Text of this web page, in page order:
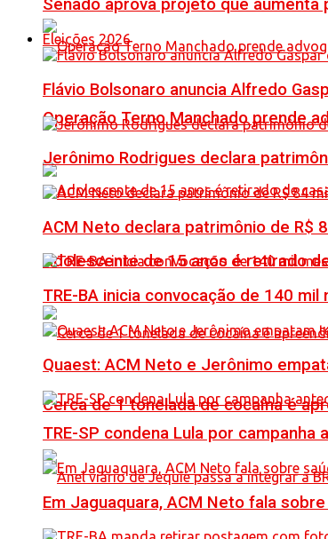
Operação Terno Manchado prende
Adolescente de 15 anos é retirado
Cerca de 1 tonelada de cocaína é
Senado aprova projeto que
Eleições 2026
Flávio Bolsonaro anuncia Alfredo
Jerônimo Rodrigues declara
ACM Neto declara patrimônio de R$
TRE-BA inicia convocação de 140
Quaest: ACM Neto e Jerônimo
TRE-SP condena Lula por
Em Jaguaquara, ACM Neto fala